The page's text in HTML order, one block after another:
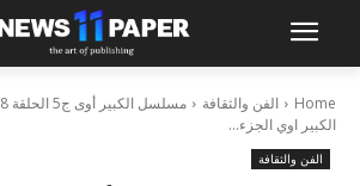
Home الفن والثقافة
الكبير اوي الجزء...
الفن والثقافة